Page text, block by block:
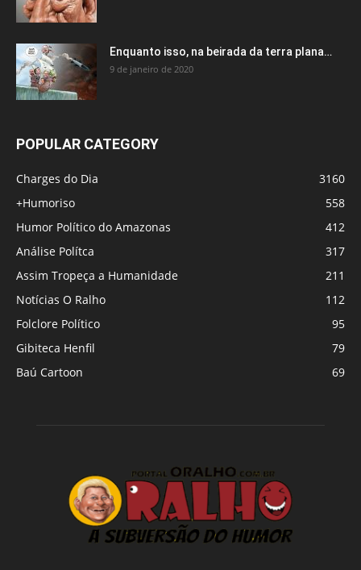
Enquanto isso, na beirada da terra plana…
9 de janeiro de 2020
POPULAR CATEGORY
Charges do Dia
3160
+Humoriso
558
Humor Político do Amazonas
412
Análise Polítca
317
Assim Tropeça a Humanidade
211
Notícias O Ralho
112
Folclore Político
95
Gibiteca Henfil
79
Baú Cartoon
69